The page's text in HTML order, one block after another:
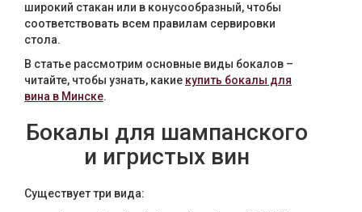
Столовые
приборы
Текстиль
Фарфор
Декор
широкий стакан или в конусообразный, чтобы
соответствовать всем правилам сервировки
стола.
В статье рассмотрим основные виды бокалов –
читайте, чтобы узнать, какие купить бокалы для
вина в Минске.
Бокалы для шампанского
и игристых вин
Существует три вида: